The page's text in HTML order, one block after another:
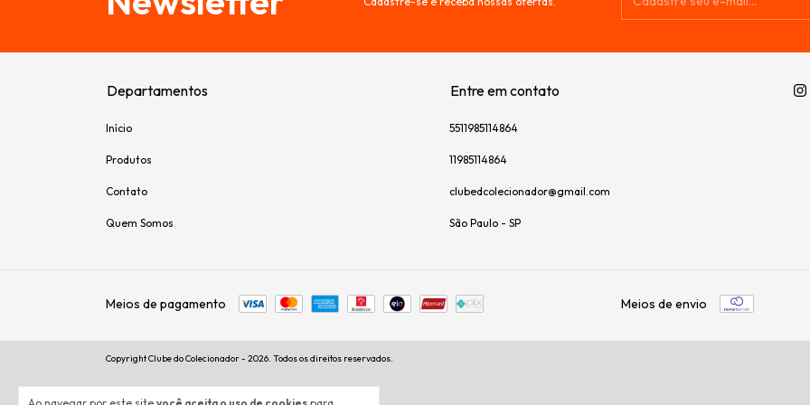
Departamentos
Início
Produtos
Contato
Quem Somos
Entre em contato
5511985114864
11985114864
clubedcolecionador@gmail.com
São Paulo - SP
Meios de pagamento Meios de envio
Copyright Clube do Colecionador - 2026. Todos os direitos reservados.